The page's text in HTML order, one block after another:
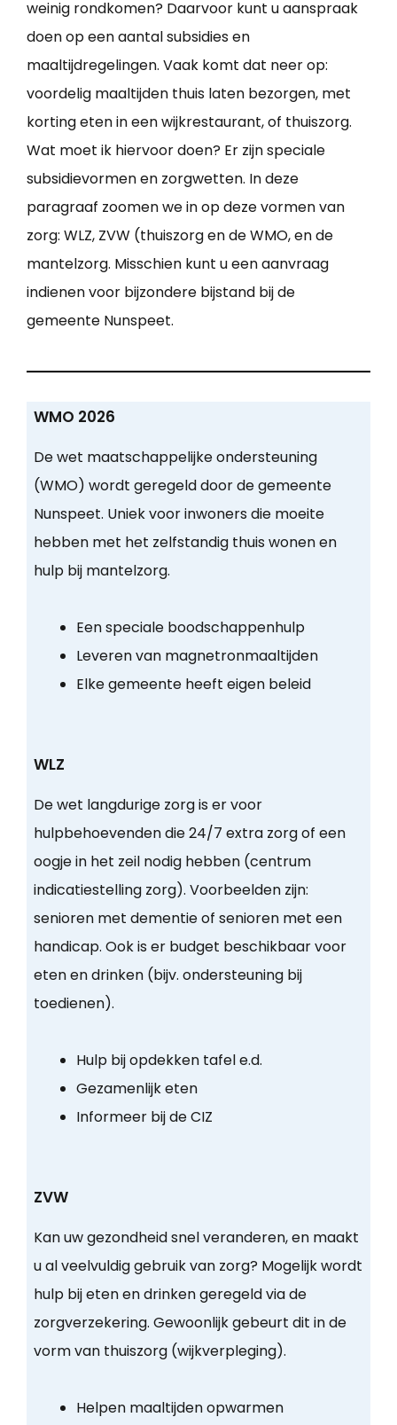
weinig rondkomen? Daarvoor kunt u aanspraak
doen op een aantal subsidies en
maaltijdregelingen. Vaak komt dat neer op:
voordelig maaltijden thuis laten bezorgen, met
korting eten in een wijkrestaurant, of thuiszorg.
Wat moet ik hiervoor doen? Er zijn speciale
subsidievormen en zorgwetten. In deze
paragraaf zoomen we in op deze vormen van
zorg: WLZ, ZVW (thuiszorg en de WMO, en de
mantelzorg. Misschien kunt u een aanvraag
indienen voor bijzondere bijstand bij de
gemeente Nunspeet.
WMO 2026
De wet maatschappelijke ondersteuning
(WMO) wordt geregeld door de gemeente
Nunspeet. Uniek voor inwoners die moeite
hebben met het zelfstandig thuis wonen en
hulp bij mantelzorg.
Een speciale boodschappenhulp
Leveren van magnetronmaaltijden
Elke gemeente heeft eigen beleid
WLZ
De wet langdurige zorg is er voor
hulpbehoevenden die 24/7 extra zorg of een
oogje in het zeil nodig hebben (centrum
indicatiestelling zorg). Voorbeelden zijn:
senioren met dementie of senioren met een
handicap. Ook is er budget beschikbaar voor
eten en drinken (bijv. ondersteuning bij
toedienen).
Hulp bij opdekken tafel e.d.
Gezamenlijk eten
Informeer bij de CIZ
ZVW
Kan uw gezondheid snel veranderen, en maakt
u al veelvuldig gebruik van zorg? Mogelijk wordt
hulp bij eten en drinken geregeld via de
zorgverzekering. Gewoonlijk gebeurt dit in de
vorm van thuiszorg (wijkverpleging).
Helpen maaltijden opwarmen